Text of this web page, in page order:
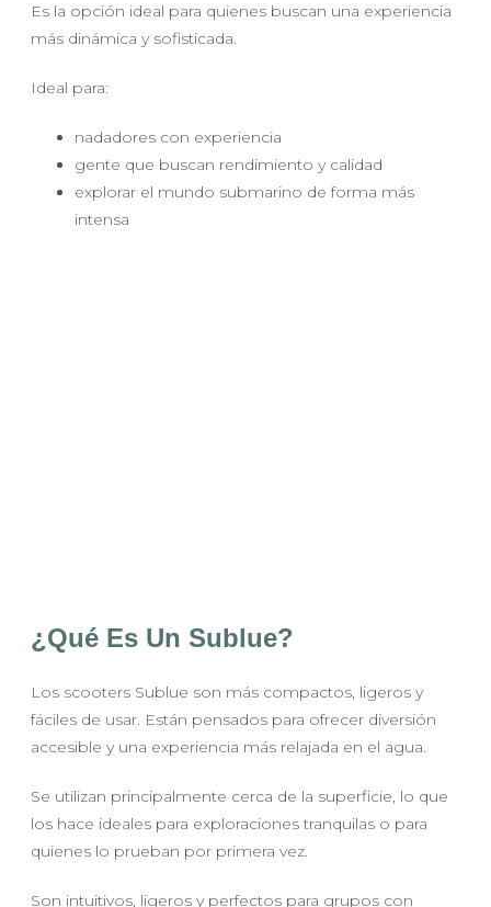
Es la opción ideal para quienes buscan una experiencia
más dinámica y sofisticada.
Ideal para:
nadadores con experiencia
gente que buscan rendimiento y calidad
explorar el mundo submarino de forma más
intensa
¿Qué Es Un Sublue?
Los scooters Sublue son más compactos, ligeros y
fáciles de usar. Están pensados para ofrecer diversión
accesible y una experiencia más relajada en el agua.
Se utilizan principalmente cerca de la superficie, lo que
los hace ideales para exploraciones tranquilas o para
quienes lo prueban por primera vez.
Son intuitivos, ligeros y perfectos para grupos con